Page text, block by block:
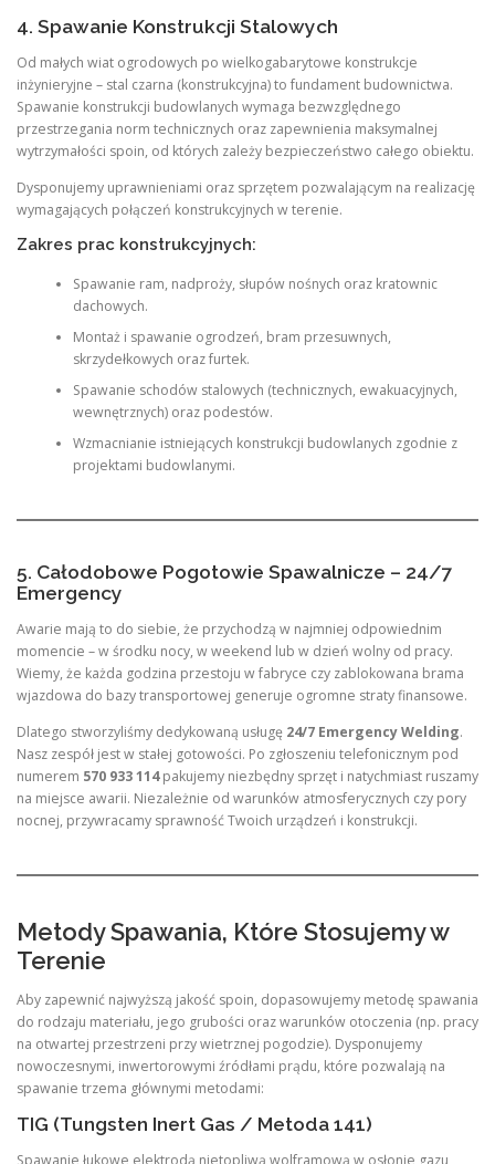
4. Spawanie Konstrukcji Stalowych
Od małych wiat ogrodowych po wielkogabarytowe konstrukcje
inżynieryjne – stal czarna (konstrukcyjna) to fundament budownictwa.
Spawanie konstrukcji budowlanych wymaga bezwzględnego
przestrzegania norm technicznych oraz zapewnienia maksymalnej
wytrzymałości spoin, od których zależy bezpieczeństwo całego obiektu.
Dysponujemy uprawnieniami oraz sprzętem pozwalającym na realizację
wymagających połączeń konstrukcyjnych w terenie.
Zakres prac konstrukcyjnych:
Spawanie ram, nadproży, słupów nośnych oraz kratownic
dachowych.
Montaż i spawanie ogrodzeń, bram przesuwnych,
skrzydełkowych oraz furtek.
Spawanie schodów stalowych (technicznych, ewakuacyjnych,
wewnętrznych) oraz podestów.
Wzmacnianie istniejących konstrukcji budowlanych zgodnie z
projektami budowlanymi.
5. Całodobowe Pogotowie Spawalnicze – 24/7
Emergency
Awarie mają to do siebie, że przychodzą w najmniej odpowiednim
momencie – w środku nocy, w weekend lub w dzień wolny od pracy.
Wiemy, że każda godzina przestoju w fabryce czy zablokowana brama
wjazdowa do bazy transportowej generuje ogromne straty finansowe.
Dlatego stworzyliśmy dedykowaną usługę 24/7 Emergency Welding.
Nasz zespół jest w stałej gotowości. Po zgłoszeniu telefonicznym pod
numerem 570 933 114pakujemy niezbędny sprzęt i natychmiast ruszamy
na miejsce awarii. Niezależnie od warunków atmosferycznych czy pory
nocnej, przywracamy sprawność Twoich urządzeń i konstrukcji.
Metody Spawania, Które Stosujemy w
Terenie
Aby zapewnić najwyższą jakość spoin, dopasowujemy metodę spawania
do rodzaju materiału, jego grubości oraz warunków otoczenia (np. pracy
na otwartej przestrzeni przy wietrznej pogodzie). Dysponujemy
nowoczesnymi, inwertorowymi źródłami prądu, które pozwalają na
spawanie trzema głównymi metodami:
TIG (Tungsten Inert Gas / Metoda 141)
Spawanie łukowe elektrodą nietopliwą wolframową w osłonie gazu